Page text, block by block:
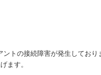
トの接続障害が発生しており
ます。